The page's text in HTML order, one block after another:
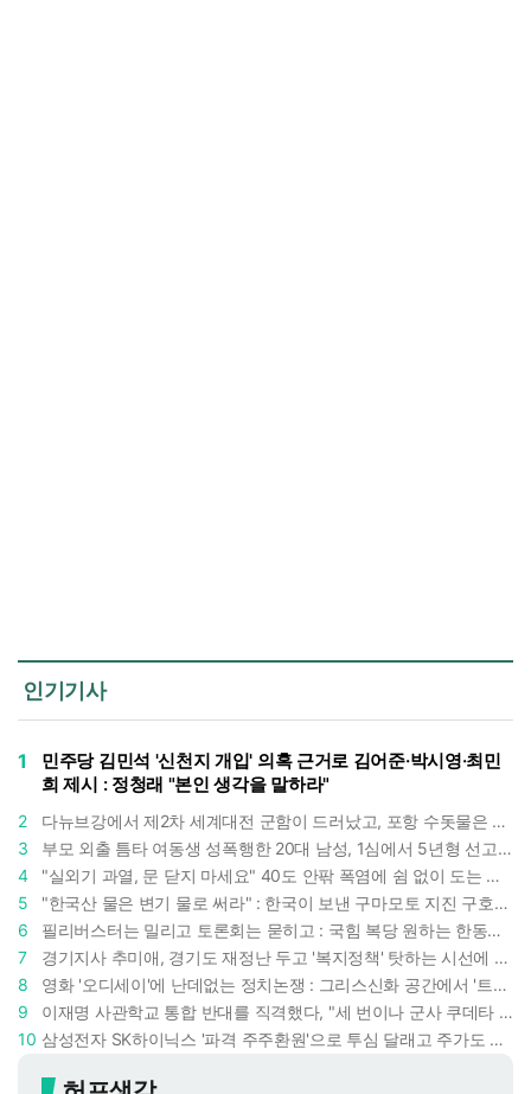
인기기사
1
민주당 김민석 '신천지 개입' 의혹 근거로 김어준·박시영·최민
희 제시 : 정청래 "본인 생각을 말하라"
2
다뉴브강에서 제2차 세계대전 군함이 드러났고, 포항 수돗물은 갑자기 짜졌다 : 폭염·가뭄이 만든 낯선 풍경
3
부모 외출 틈타 여동생 성폭행한 20대 남성, 1심에서 5년형 선고 : 친족 간 '암수범죄'의 심각성
4
"실외기 과열, 문 닫지 마세요" 40도 안팎 폭염에 쉼 없이 도는 에어컨 : 화재 위험 경고등!
5
"한국산 물은 변기 물로 써라" : 한국이 보낸 구마모토 지진 구호품에 한 일본인의 '어처구니 없는' 반응
6
필리버스터는 밀리고 토론회는 묻히고 : 국힘 복당 원하는 한동훈, '검사 정치'의 한계만 드러내나
7
경기지사 추미애, 경기도 재정난 두고 '복지정책' 탓하는 시선에 정면 반박 : "고령자와 아이 인구 급증"
8
영화 '오디세이'에 난데없는 정치논쟁 : 그리스신화 공간에서 '트럼프 전쟁의 참혹함'이 보인다
9
이재명 사관학교 통합 반대를 직격했다, "세 번이나 군사 쿠데타 했는데 압도적 지위"
10
삼성전자 SK하이닉스 '파격 주주환원'으로 투심 달래고 주가도 받칠까, 100조 넘는 추가 배당 재원에 쏠리는 눈